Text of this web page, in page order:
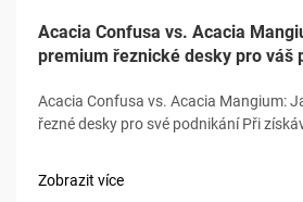
Acacia Confusa vs. Acacia
premium řeznické desky pro váš
Acacia Confusa vs. Acacia Mangium:
řezné desky pro své podnikání Při
zmatuje&nb...
Zobrazit více